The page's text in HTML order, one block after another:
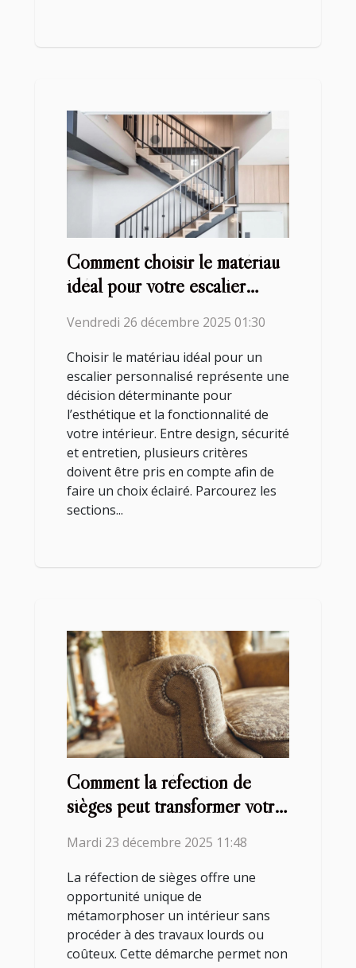
Comment choisir le matériau
idéal pour votre escalier
Vendredi 26 décembre 2025 01:30
Choisir le matériau idéal pour un
escalier personnalisé représente une
décision déterminante pour
l’esthétique et la fonctionnalité de
votre intérieur. Entre design, sécurité
et entretien, plusieurs critères
doivent être pris en compte afin de
faire un choix éclairé. Parcourez les
sections...
Comment la réfection de
sièges peut transformer votre
Mardi 23 décembre 2025 11:48
La réfection de sièges offre une
opportunité unique de
métamorphoser un intérieur sans
procéder à des travaux lourds ou
coûteux. Cette démarche permet non